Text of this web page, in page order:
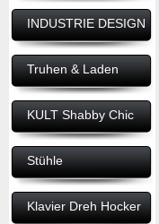
INDUSTRIE DESIGN
Truhen & Laden
KULT Shabby Chic
Stühle
Klavier Dreh Hocker